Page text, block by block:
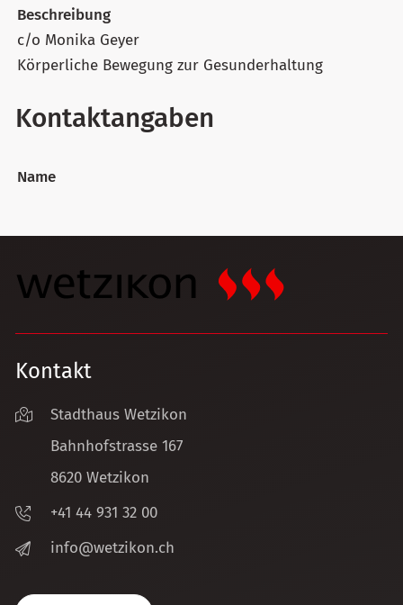
Beschreibung
c/o Monika Geyer
Körperliche Bewegung zur Gesunderhaltung
Kontaktangaben
Name
Kontakt
Stadthaus Wetzikon
Bahnhofstrasse 167
8620 Wetzikon
+41 44 931 32 00
nf
w tz k n ch